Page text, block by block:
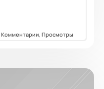
Просмотры